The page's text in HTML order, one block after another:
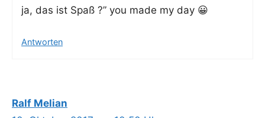
ja, das ist Spaß ?” you made my day 😀
Antworten
Ralf Melian